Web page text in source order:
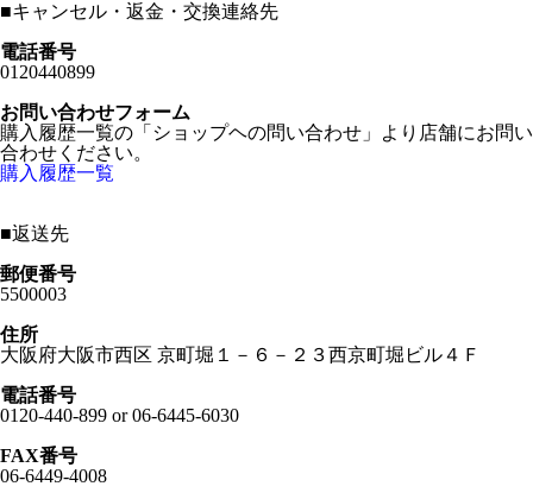
■キャンセル・返金・交換連絡先
電話番号
0120440899
お問い合わせフォーム
購入履歴一覧の「ショップヘの問い合わせ」より店舗にお問い
合わせください。
購入履歴一覧
■返送先
郵便番号
5500003
住所
大阪府大阪市西区 京町堀１－６－２３西京町堀ビル４Ｆ
電話番号
0120-440-899 or 06-6445-6030
FAX番号
06-6449-4008